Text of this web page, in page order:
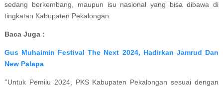
sedang berkembang, maupun isu nasional yang bisa dibawa di
tingkatan Kabupaten Pekalongan.
Baca Juga :
Gus Muhaimin Festival The Next 2024, Hadirkan Jamrud Dan
New Palapa
''Untuk Pemilu 2024, PKS Kabupaten Pekalongan sesuai dengan